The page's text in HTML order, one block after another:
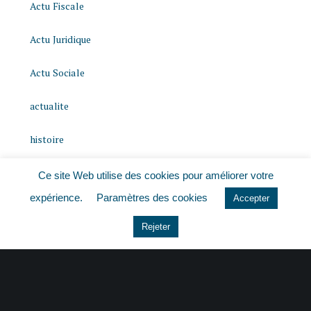
Actu Fiscale
Actu Juridique
Actu Sociale
actualite
histoire
Le coin du dirigeant
Non classé
Ce site Web utilise des cookies pour améliorer votre
expérience.
Paramètres des cookies Accepter
Rejeter